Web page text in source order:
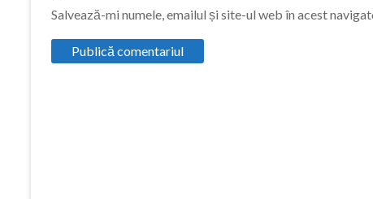
Salvează-mi numele, emailul și site-ul web în acest